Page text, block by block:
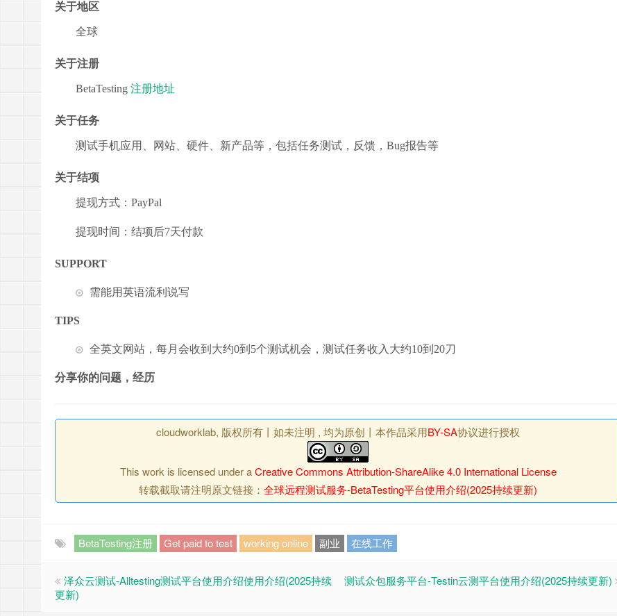
关于地区
全球
关于注册
BetaTesting 注册地址
关于任务
测试手机应用、网站、硬件、新产品等，包括任务测试，反馈，Bug报告等
关于结项
提现方式：PayPal
提现时间：结项后7天付款
SUPPORT
需能用英语流利说写
TIPS
全英文网站，每月会收到大约0到5个测试机会，测试任务收入大约10到20刀
分享你的问题，经历
cloudworklab, 版权所有丨如未注明 , 均为原创丨本作品采用BY-SA协议进行授权
This work is licensed under aCreative Commons Attribution-ShareAlike 4.0 International License
转载截取请注明原文链接： 全球远程测试服务-BetaTesting平台使用介绍(2025持续更新)
BetaTesting注册 Get paid to test working online 副业 在线工作
泽众云测试-Alltesting测试平台使用介绍使用介绍(2025持续
更新)
测试众包服务平台-Testin云测平台使用介绍(2025持续更新)